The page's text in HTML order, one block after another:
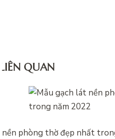
QUAN
phòng thờ đẹp nhất